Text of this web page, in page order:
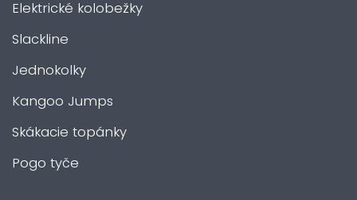
Elektrické kolobežky
Slackline
Jednokolky
Kangoo Jumps
Skákacie topánky
Pogo tyče